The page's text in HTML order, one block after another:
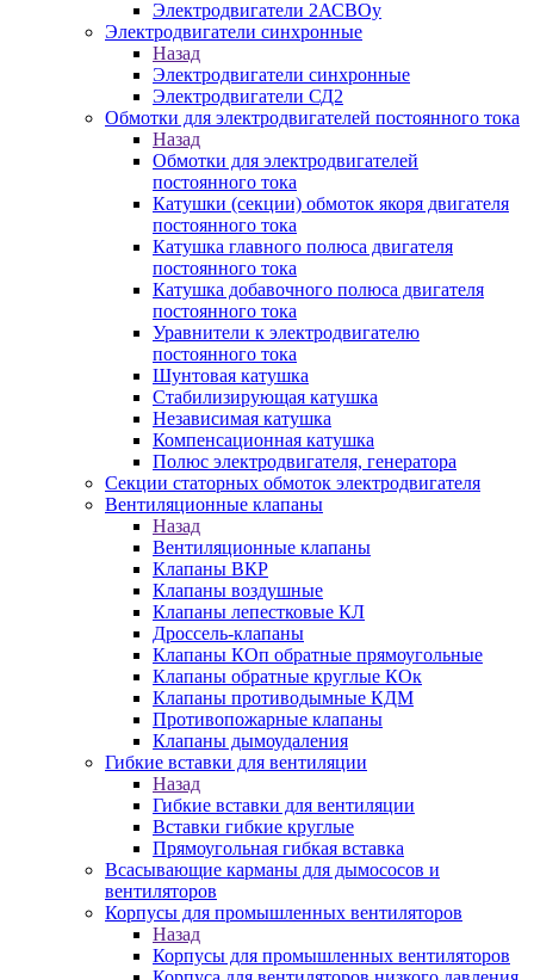
Электродвигатели 2АСВОу
Электродвигатели синхронные
Назад
Электродвигатели синхронные
Электродвигатели СД2
Обмотки для электродвигателей постоянного тока
Назад
Обмотки для электродвигателей
постоянного тока
Катушки (секции) обмоток якоря двигателя
постоянного тока
Катушка главного полюса двигателя
постоянного тока
Катушка добавочного полюса двигателя
постоянного тока
Уравнители к электродвигателю
постоянного тока
Шунтовая катушка
Стабилизирующая катушка
Независимая катушка
Компенсационная катушка
Полюс электродвигателя, генератора
Секции статорных обмоток электродвигателя
Вентиляционные клапаны
Назад
Вентиляционные клапаны
Клапаны ВКР
Клапаны воздушные
Клапаны лепестковые КЛ
Дроссель-клапаны
Клапаны КОп обратные прямоугольные
Клапаны обратные круглые КОк
Клапаны противодымные КДМ
Противопожарные клапаны
Клапаны дымоудаления
Гибкие вставки для вентиляции
Назад
Гибкие вставки для вентиляции
Вставки гибкие круглые
Прямоугольная гибкая вставка
Всасывающие карманы для дымососов и
вентиляторов
Корпусы для промышленных вентиляторов
Назад
Корпусы для промышленных вентиляторов